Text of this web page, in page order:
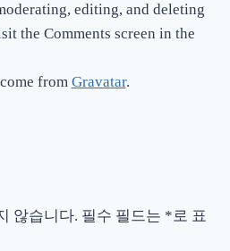
editing, and deleting
the Comments screen in the
from Gravatar.
않습니다. 필수 필드는 * 로 표